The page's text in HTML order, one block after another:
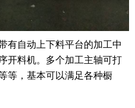
自动上下料平台的加工中
开料机。多个加工主轴可打
等，基本可以满足各种橱